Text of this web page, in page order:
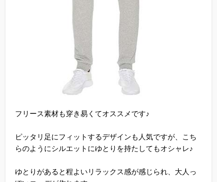
フリース素材も穿き易くてオススメです♪
ピッタリ足にフィットするデザインも人気ですが、こち
らのようにシルエットにゆとりを持たしてもオシャレ♪
ゆとりがあると程よいリラックス感が感じられ、大人っ